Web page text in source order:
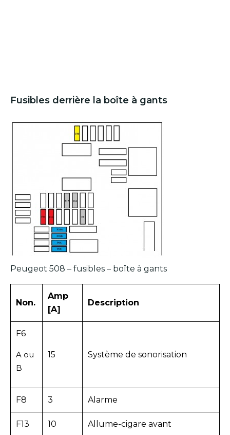
Fusibles derrière la boîte à gants
Peugeot 508 – fusibles – boîte à gants
Non.
Amp
[A]
Description
F6
A ou
B
15 Système de sonorisation
F8 3 Alarme
F13 10 Allume-cigare avant